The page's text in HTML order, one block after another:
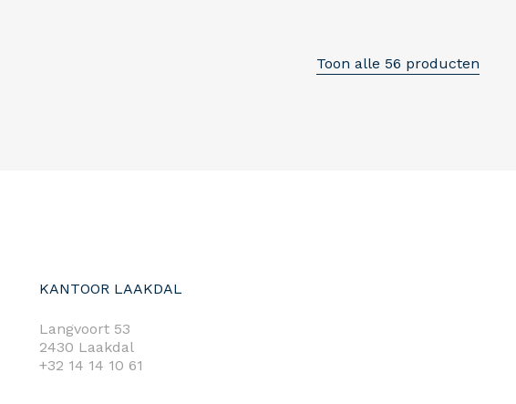
Toon alle 56 producten
KANTOOR LAAKDAL
Langvoort 53
2430 Laakdal
+32 14 14 10 61